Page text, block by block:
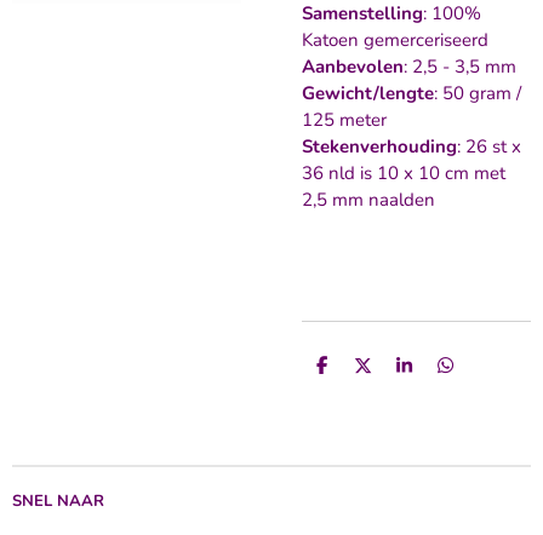
Samenstelling: 100%
Katoen gemerceriseerd
Aanbevolen: 2,5 - 3,5 mm
Gewicht/lengte: 50 gram /
125 meter
Stekenverhouding: 26 st x
36 nld is 10 x 10 cm met
2,5 mm naalden
D
D
S
D
SNEL NAAR